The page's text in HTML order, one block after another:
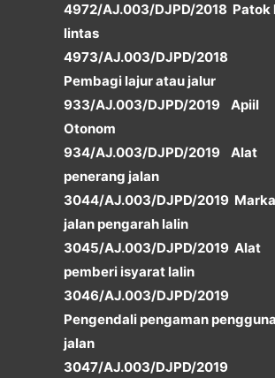
4972/AJ.003/DJPD/2018 Patok
lintas
4973/AJ.003/DJPD/2018
Pembagi lajur atau jalur
933/AJ.003/DJPD/2019 Apiil
Otonom
934/AJ.003/DJPD/2019 Alat
penerang jalan
3044/AJ.003/DJPD/2019 Marka
jalan pengarah lalin
3045/AJ.003/DJPD/2019 Alat
pemberi isyarat lalin
3046/AJ.003/DJPD/2019
Pengendali pengaman pengguna
jalan
3047/AJ.003/DJPD/2019